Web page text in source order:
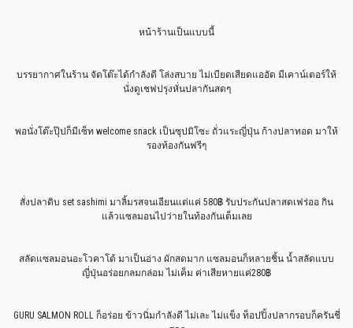
หน้าร้านเป็นแบบนี้
บรรยากาศในร้าน จัดโต๊ะได้กำลังดี โล่งสบาย ไม่เบียดเสียดแออัด มีเคาน์เตอร์ให้
นั่งดูเชฟปรุงหั่นปลากันสดๆ
พอนั่งโต๊ะปุ๊ปก็มีเซ็ท welcome snack เป็นซุปมิโซะ ถั่วแระญี่ปุ่น ก้างปลาทอด มาให้
รองท้องกันฟรีๆ
สั่งปลาดิบ set sashimi มาลิ้มรสจนเอียนแต่แค่ 580฿ รับประกันปลาสดเฟร่ออ กิน
แล้วแซลมอนไปว่ายในท้องกันเต็มเลย
สลัดแซลมอนอะโวคาโด้ มาเป็นอ่าง ผักสดมาก แซลมอนก็หลายชิ้น น้ำสลัดแบบ
ญี่ปุ่นอร่อยกลมกล่อม ไม่เค็ม ค่าเสียหายแค่280฿
GURU SALMON ROLL ก็อร่อย ข้าวนิ่มกำลังดี ไม่เละ ไม่แข็ง ท็อปปิ้งปลากรอบก็ครันชี่